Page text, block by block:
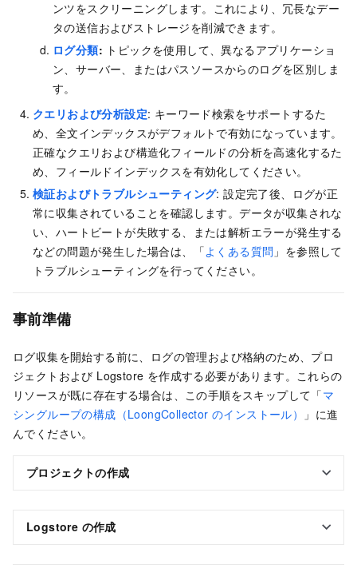
ンツをスクリーニングします。これにより、冗長なデー
タの送信およびストレージを削減できます。
ログ分類: トピックを使用して、異なるアプリケーショ
ン、サーバー、またはパスソースからのログを区別しま
す。
クエリおよび分析設定: キーワード検索をサポートするた
め、全文インデックスがデフォルトで有効になっています。
正確なクエリおよび構造化フィールドの分析を高速化するた
め、フィールドインデックスを有効化してください。
検証およびトラブルシューティング: 設定完了後、ログが正
常に収集されていることを確認します。データが収集されな
い、ハートビートが失敗する、または解析エラーが発生する
などの問題が発生した場合は、「よくある質問 」を参照して
トラブルシューティングを行ってください。
事前準備
ログ収集を開始する前に、ログの管理および格納のため、プロ
ジェクトおよび Logstore を作成する必要があります。これらの
リソースが既に存在する場合は、この手順をスキップして「マ
シングループの構成（LoongCollector のインストール）
」に進
んでください。
プロジェクトの作成
Logstore の作成